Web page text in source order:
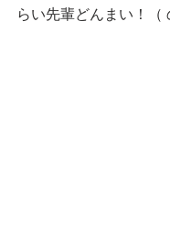
らい先輩どんまい！（